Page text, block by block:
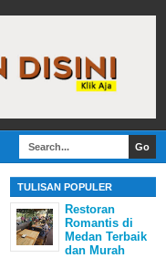
TULISAN POPULER
Restoran
Romantis di
Medan Terbaik
dan Murah